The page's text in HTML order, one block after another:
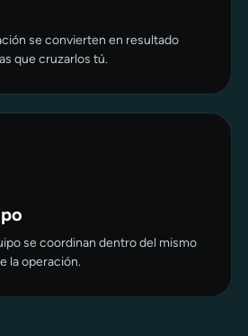
se convierten en resultado
que cruzarlos tú.
se coordinan dentro del mismo
la operación.